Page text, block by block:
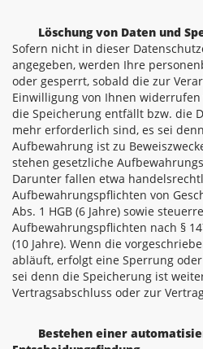
Löschung von Daten und
Sofern nicht in dieser
angegeben, werden Ihre
oder gesperrt, sobald die zur
Einwilligung von Ihnen
die Speicherung entfällt bzw. die
mehr erforderlich sind, es sei
Aufbewahrung ist zu
stehen gesetzliche
Darunter fallen etwa
Aufbewahrungspflichten von
Abs. 1 HGB (6 Jahre) sowie
Aufbewahrungspflichten nach §
(10 Jahre). Wenn die
abläuft, erfolgt eine Sperrung
sei denn die Speicherung ist
Vertragsabschluss oder zur
Bestehen einer